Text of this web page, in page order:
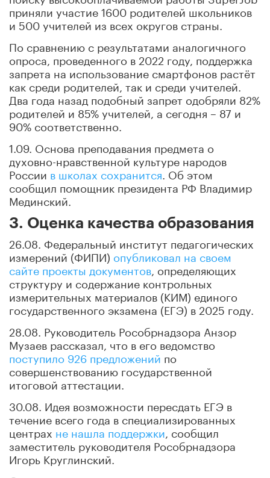
приняли участие 1600 родителей школьников
и 500 учителей из всех округов страны.
По сравнению с результатами аналогичного
опроса, проведенного в 2022 году, поддержка
запрета на использование смартфонов растёт
как среди родителей, так и среди учителей.
Два года назад подобный запрет одобряли 82%
родителей и 85% учителей, а сегодня – 87 и
90% соответственно.
1.09. Основа преподавания предмета о
духовно-нравственной культуре народов
России в школах сохранится. Об этом
сообщил помощник президента РФ Владимир
Мединский.
3. Оценка качества образования
26.08. Федеральный институт педагогических
измерений (ФИПИ) опубликовал на своем
сайте проекты документов , определяющих
структуру и содержание контрольных
измерительных материалов (КИМ) единого
государственного экзамена (ЕГЭ) в 2025 году.
28.08. Руководитель Рособрнадзора Анзор
Музаев рассказал, что в его ведомство
поступило 926 предложений по
совершенствованию государственной
итоговой аттестации.
30.08. Идея возможности пересдать ЕГЭ в
течение всего года в специализированных
центрах не нашла поддержки , сообщил
заместитель руководителя Рособрнадзора
Игорь Круглинский.